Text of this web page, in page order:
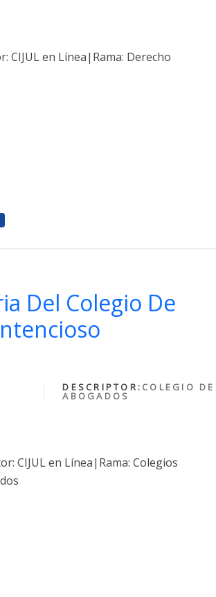
CIJUL en Línea|Rama: Derecho
Del Colegio De
DESCRIPTOR: COLEGIO DE
ABOGADOS
CIJUL en Línea|Rama: Colegios